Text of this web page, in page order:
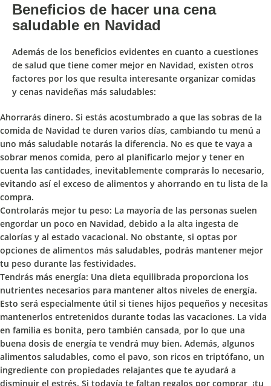
Beneficios de hacer una cena
saludable en Navidad
Además de los beneficios evidentes en cuanto a cuestiones
de salud que tiene comer mejor en Navidad, existen otros
factores por los que resulta interesante organizar comidas
y cenas navideñas más saludables:
Ahorrarás dinero. Si estás acostumbrado a que las sobras de la
comida de Navidad te duren varios días, cambiando tu menú a
uno más saludable notarás la diferencia. No es que te vaya a
sobrar menos comida, pero al planificarlo mejor y tener en
cuenta las cantidades, inevitablemente comprarás lo necesario,
evitando así el exceso de alimentos y ahorrando en tu lista de la
compra.
Controlarás mejor tu peso: La mayoría de las personas suelen
engordar un poco en Navidad, debido a la alta ingesta de
calorías y al estado vacacional. No obstante, si optas por
opciones de alimentos más saludables, podrás mantener mejor
tu peso durante las festividades.
Tendrás más energía: Una dieta equilibrada proporciona los
nutrientes necesarios para mantener altos niveles de energía.
Esto será especialmente útil si tienes hijos pequeños y necesitas
mantenerlos entretenidos durante todas las vacaciones. La vida
en familia es bonita, pero también cansada, por lo que una
buena dosis de energía te vendrá muy bien. Además, algunos
alimentos saludables, como el pavo, son ricos en triptófano, un
ingrediente con propiedades relajantes que te ayudará a
disminuir el estrés. Si todavía te faltan regalos por comprar, ¡tu